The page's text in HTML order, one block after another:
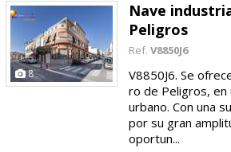
8
Nave
Peligros
Ref. V8850J6
V8850J6. Se
ro de Peligros, en
urbano. Con una
por su gran
oportun...